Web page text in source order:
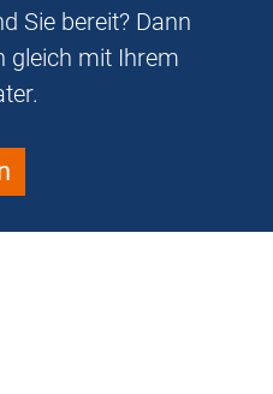
Sie bereit? Dann
gleich mit Ihrem